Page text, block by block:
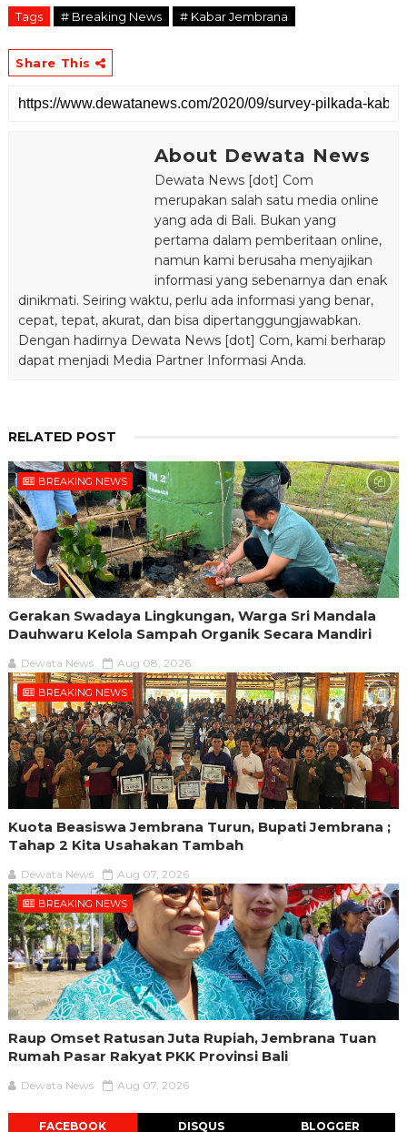
Tags # Breaking News # Kabar Jembrana
Share This
About Dewata News
Dewata News [dot] Com
merupakan salah satu media online
yang ada di Bali. Bukan yang
pertama dalam pemberitaan online,
namun kami berusaha menyajikan
informasi yang sebenarnya dan enak
dinikmati. Seiring waktu, perlu ada informasi yang benar,
cepat, tepat, akurat, dan bisa dipertanggungjawabkan.
Dengan hadirnya Dewata News [dot] Com, kami berharap
dapat menjadi Media Partner Informasi Anda.
RELATED POST
BREAKING NEWS
Gerakan Swadaya Lingkungan, Warga Sri Mandala
Dauhwaru Kelola Sampah Organik Secara Mandiri
Dewata News Aug 08, 2026
BREAKING NEWS
Kuota Beasiswa Jembrana Turun, Bupati Jembrana ;
Tahap 2 Kita Usahakan Tambah
Dewata News Aug 07, 2026
BREAKING NEWS
Raup Omset Ratusan Juta Rupiah, Jembrana Tuan
Rumah Pasar Rakyat PKK Provinsi Bali
Dewata News Aug 07, 2026
FACEBOOK DISQUS BLOGGER